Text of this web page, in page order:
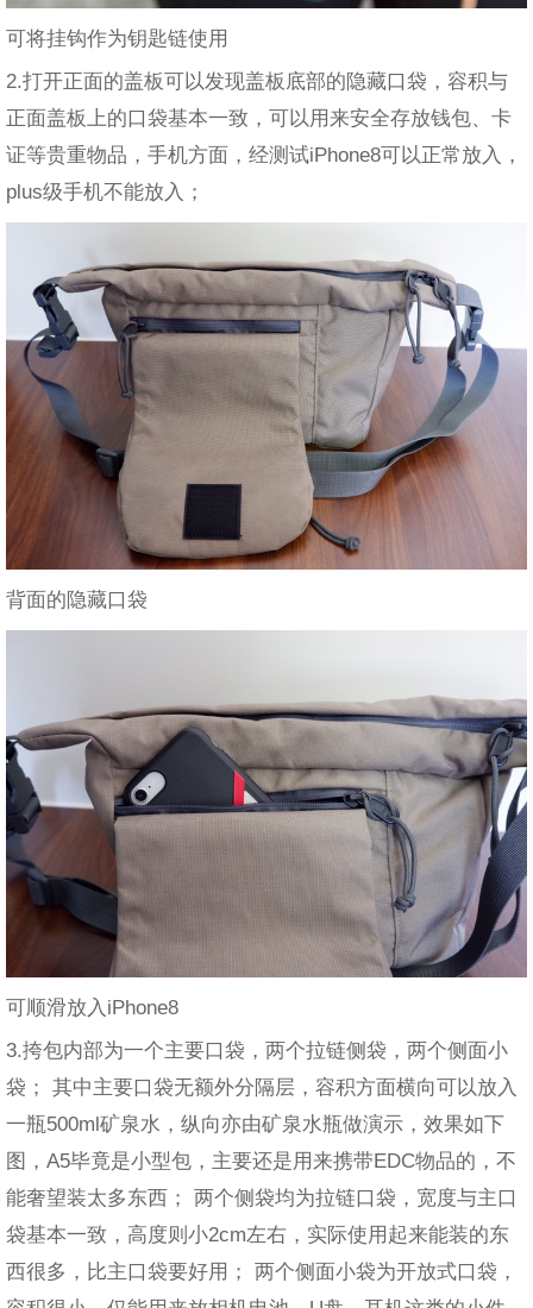
可将挂钩作为钥匙链使用
2.打开正面的盖板可以发现盖板底部的隐藏口袋，容积与
正面盖板上的口袋基本一致，可以用来安全存放钱包、卡
证等贵重物品，手机方面，经测试iPhone8可以正常放入，
plus级手机不能放入；
背面的隐藏口袋
可顺滑放入iPhone8
3.挎包内部为一个主要口袋，两个拉链侧袋，两个侧面小
袋； 其中主要口袋无额外分隔层，容积方面横向可以放入
一瓶500ml矿泉水，纵向亦由矿泉水瓶做演示，效果如下
图，A5毕竟是小型包，主要还是用来携带EDC物品的，不
能奢望装太多东西； 两个侧袋均为拉链口袋，宽度与主口
袋基本一致，高度则小2cm左右，实际使用起来能装的东
西很多，比主口袋要好用； 两个侧面小袋为开放式口袋，